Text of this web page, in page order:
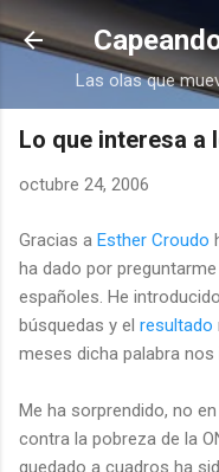
Ir al
Las olas que
Lo que interesa a
octubre 24, 2006
Gracias a Esther Croudo
ha dado por
españoles. He
búsquedas y el resultado
meses dicha palabra nos
Me ha sorprendido, no
contra la pobreza de la
quedado a cuadros ha